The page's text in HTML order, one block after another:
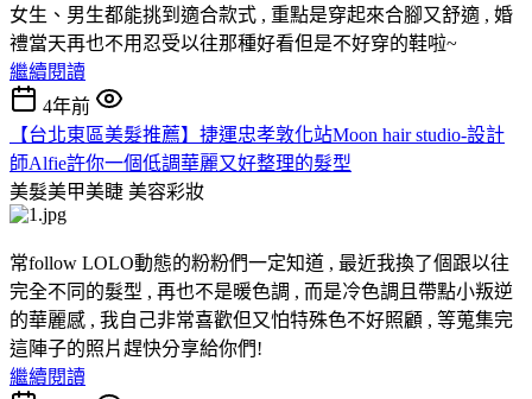
女生、男生都能挑到適合款式 , 重點是穿起來合腳又舒適 , 婚
禮當天再也不用忍受以往那種好看但是不好穿的鞋啦~
繼續閱讀
4年前
【台北東區美髮推薦】捷運忠孝敦化站Moon hair studio-設計
師Alfie許你一個低調華麗又好整理的髮型
美髮美甲美睫 美容彩妝
常follow LOLO動態的粉粉們一定知道 , 最近我換了個跟以往
完全不同的髮型 , 再也不是暖色調 , 而是冷色調且帶點小叛逆
的華麗感 , 我自己非常喜歡但又怕特殊色不好照顧 , 等蒐集完
這陣子的照片趕快分享給你們!
繼續閱讀